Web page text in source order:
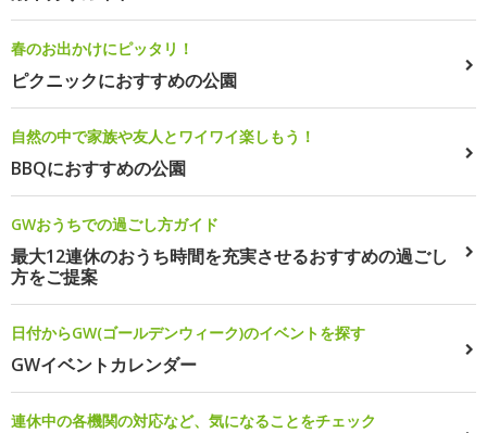
春のお出かけにピッタリ！
ピクニックにおすすめの公園
自然の中で家族や友人とワイワイ楽しもう！
BBQにおすすめの公園
GWおうちでの過ごし方ガイド
最大12連休のおうち時間を充実させるおすすめの過ごし
方をご提案
日付からGW(ゴールデンウィーク)のイベントを探す
GWイベントカレンダー
連休中の各機関の対応など、気になることをチェック